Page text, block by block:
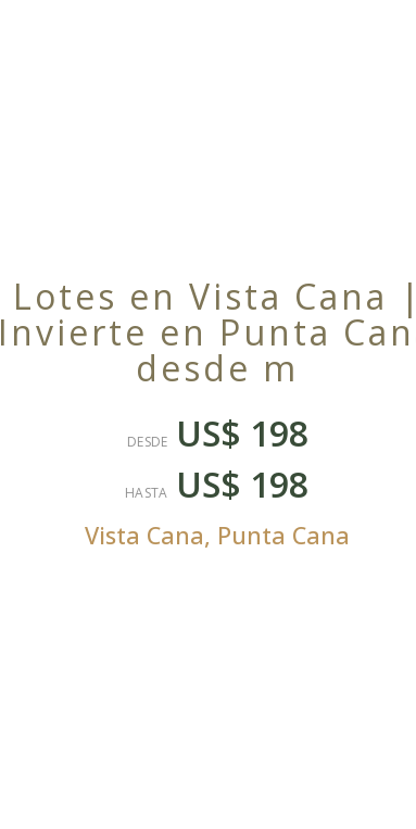
Lotes en Vista Cana |
Invierte en Punta
desde m
DESDE US$ 198
HASTA US$ 198
Vista Cana, Punta Cana